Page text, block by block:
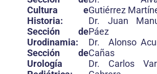
Cultura e
Historia:
Sección de
Urodinamia:
Sección de
Urología
Gutiérrez
Dr. Juan
Páez
Dr. Alonso
Cañas
Dr. Carlos